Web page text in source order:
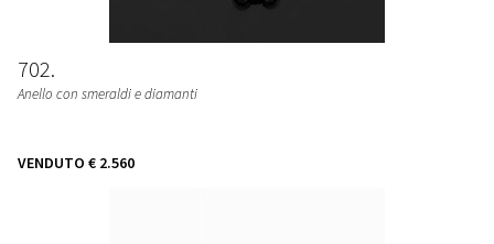
702
Anello con smeraldi e diamanti
VENDUTO € 2.560